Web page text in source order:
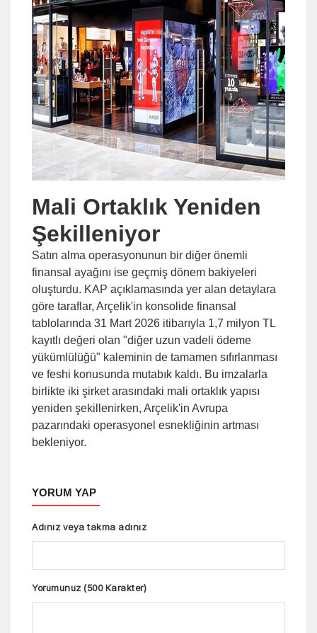
Mali Ortaklık Yeniden
Şekilleniyor
Satın alma operasyonunun bir diğer önemli
finansal ayağını ise geçmiş dönem bakiyeleri
oluşturdu. KAP açıklamasında yer alan detaylara
göre taraflar, Arçelik'in konsolide finansal
tablolarında 31 Mart 2026 itibarıyla 1,7 milyon TL
kayıtlı değeri olan "diğer uzun vadeli ödeme
yükümlülüğü" kaleminin de tamamen sıfırlanması
ve feshi konusunda mutabık kaldı. Bu imzalarla
birlikte iki şirket arasındaki mali ortaklık yapısı
yeniden şekillenirken, Arçelik'in Avrupa
pazarındaki operasyonel esnekliğinin artması
bekleniyor.
YORUM YAP
Adınız veya takma adınız
Yorumunuz (500 Karakter)